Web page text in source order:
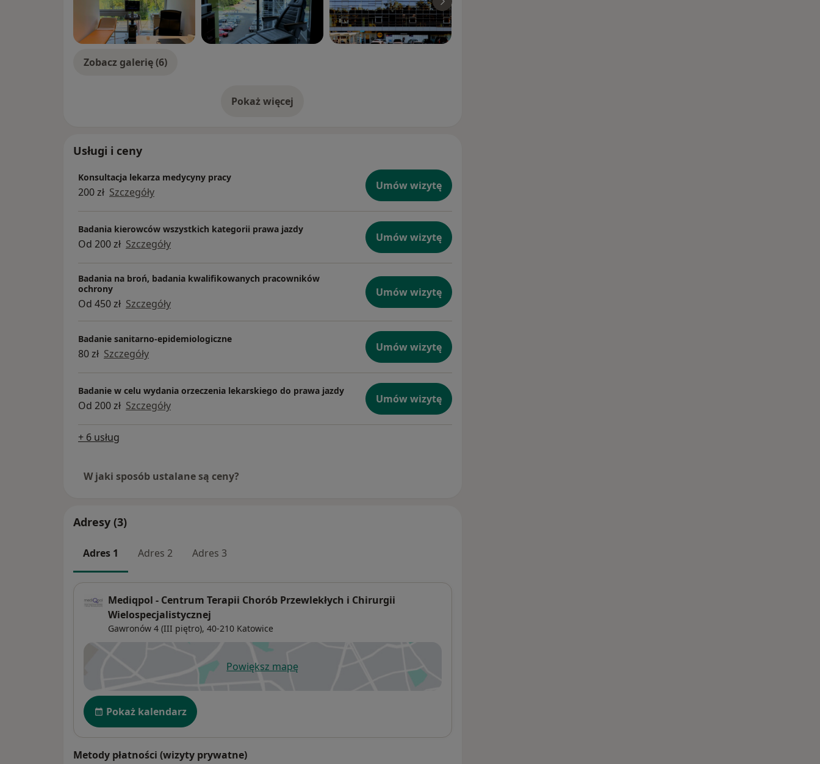
Zobacz galerię (6)
Pokaż więcejo doświadczeniu
Usługi i ceny
Konsultacja lekarza medycyny pracy
200 zł Szczegóły Umów wizytę
Badania kierowców wszystkich kategorii prawa jazdy
Od 200 zł Szczegóły Umów wizytę
Badania na broń, badania kwalifikowanych pracowników
ochrony
Od 450 zł Szczegóły
Umów wizytę
Badanie sanitarno-epidemiologiczne
80 zł Szczegóły Umów wizytę
Badanie w celu wydania orzeczenia lekarskiego do prawa jazdy
Od 200 zł Szczegóły Umów wizytę
+ 6 usług
W jaki sposób ustalane są ceny?
Adresy (3)
Adres 1 Adres 2 Adres 3
Mediqpol - Centrum Terapii Chorób Przewlekłych i Chirurgii
Wielospecjalistycznej
Gawronów 4 (III piętro), 40-210 Katowice
Powiększ mapęotwiera się w nowej karcie
Dostępność
Pokaż kalendarz
Metody płatności (wizyty prywatne)